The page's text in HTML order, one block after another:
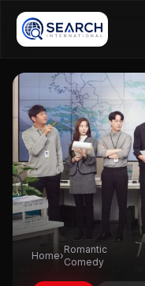
Home›
Romantic
Comedy